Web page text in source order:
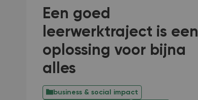
Een goed
leerwerktraject is een
oplossing voor bijna
alles
business & social impact